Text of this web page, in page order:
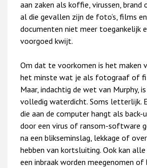
aan zaken als koffie, virussen,
al die gevallen zijn de foto’s, films
documenten niet meer toegankelijk
voorgoed kwijt.
Om dat te voorkomen is het maken
het minste wat je als fotograaf of
Maar, indachtig de wet van Murphy,
volledig waterdicht. Soms letterlijk.
die aan de computer hangt als back-
door een virus of ransom-software
na een blikseminslag, lekkage of
hebben van kortsluiting. Ook kan
een inbraak worden meegenomen of